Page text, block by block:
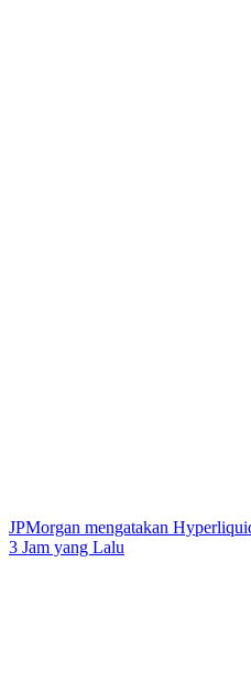
JPMorgan mengatakan
3 Jam yang Lalu